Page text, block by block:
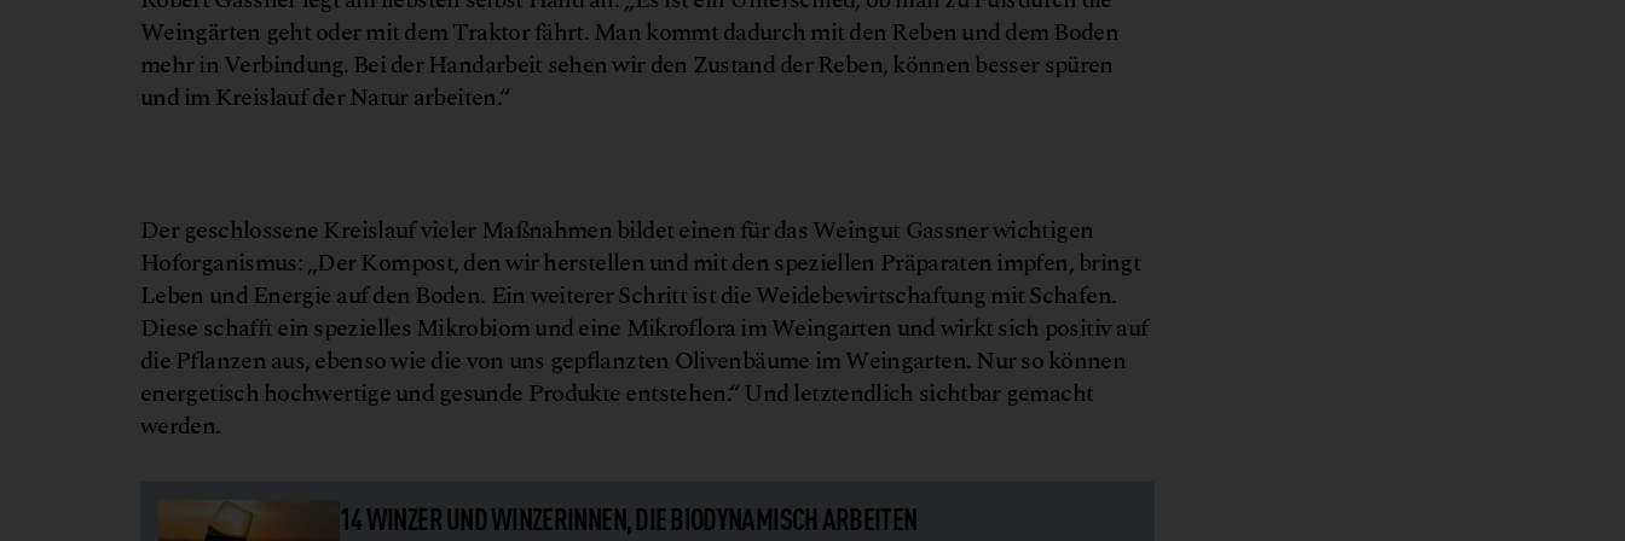
Weingärten geht oder mit dem Traktor fährt. Man kommt dadurch mit den Reben und dem Boden
mehr in Verbindung. Bei der Handarbeit sehen wir den Zustand der Reben, können besser spüren
und im Kreislauf der Natur arbeiten.“
Der geschlossene Kreislauf vieler Maßnahmen bildet einen für das Weingut Gassner wichtigen
Hoforganismus: „Der Kompost, den wir herstellen und mit den speziellen Präparaten impfen, bringt
Leben und Energie auf den Boden. Ein weiterer Schritt ist die Weidebewirtschaftung mit Schafen.
Diese schafft ein spezielles Mikrobiom und eine Mikroflora im Weingarten und wirkt sich positiv auf
die Pflanzen aus, ebenso wie die von uns gepflanzten Olivenbäume im Weingarten. Nur so können
energetisch hochwertige und gesunde Produkte entstehen.“ Und letztendlich sichtbar gemacht
werden.
14 WINZER UND WINZERINNEN, DIE BIO­DYNAMISCH ARBEITEN